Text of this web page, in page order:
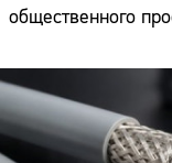
общественного